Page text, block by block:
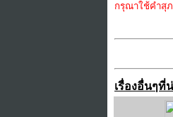
กรุณาใช้คำสุ
เรื่องอื่นๆที่